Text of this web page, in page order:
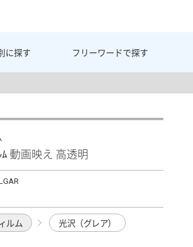
に探す フリーワードで探す
ﾑ 動画映え 高透明
ルム 光沢（グレア）